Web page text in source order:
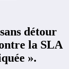
détour
la SLA
».